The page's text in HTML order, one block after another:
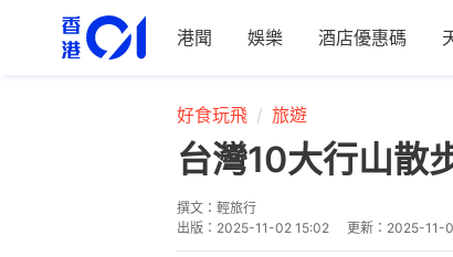
港聞 娛樂 酒店優惠碼
好食玩飛 旅遊
台灣10大行山
撰文： 輕旅行
出版： 2025-11-02 15:02 更新： 2025-11-